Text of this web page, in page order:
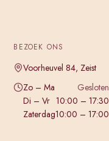
BEZOEK ONS
Voorheuvel 84, Zeist
Zo – Ma
Gesloten
Di – Vr 10:00 – 17:30
Zaterdag10:00 – 17:00